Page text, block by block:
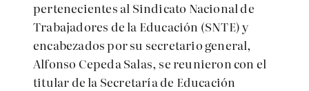
pertenecientes al Sindicato Nacional de
Trabajadores de la Educación (SNTE) y
encabezados por su secretario general,
Alfonso Cepeda Salas, se reunieron con el
titular de la Secretaría de Educación